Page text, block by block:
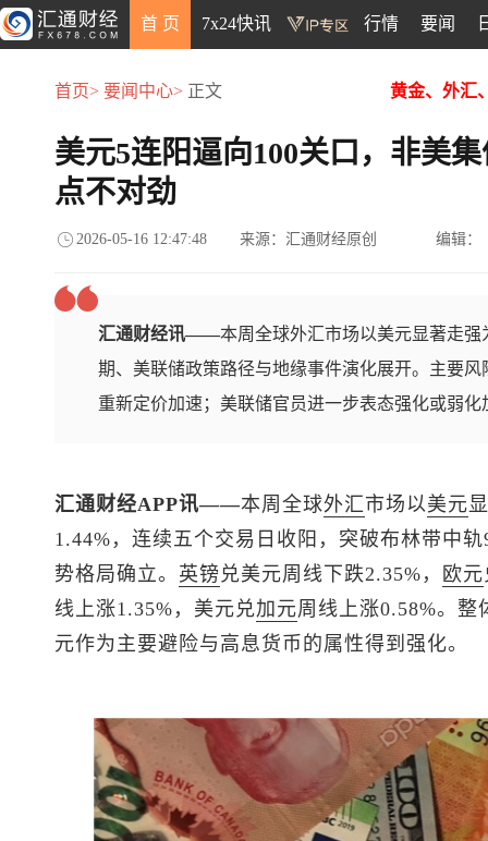
首 页 7x24快讯 行情 要闻
首页> 要闻中心> 正文 黄金、外汇
美元5连阳逼向100关口，非美
点不对劲
2026-05-16 12:47:48 来源：汇通财经原创 编辑：
汇通财经讯——本周全球外汇市场以美元显著走
期、美联储政策路径与地缘事件演化展开。主要
重新定价加速；美联储官员进一步表态强化或弱化
汇通财经APP讯——本周全球外汇市场以美元
1.44%，连续五个交易日收阳，突破布林带中
势格局确立。 英镑 兑美元周线下跌2.35%， 欧元
线上涨1.35%， 美元兑加元周线上涨0.58%。
元作为主要避险与高息货币的属性得到强化。